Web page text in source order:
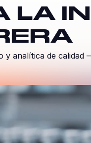
LA
y analítica de